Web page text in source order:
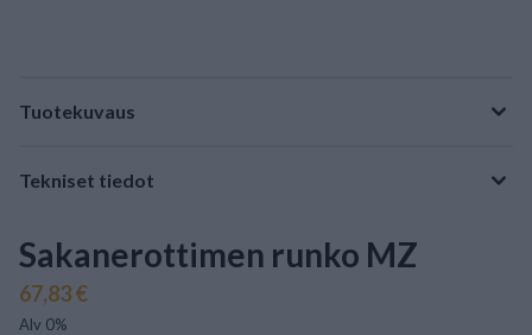
Tuotekuvaus
Tekniset tiedot
Sakanerottimen runko MZ
67,83 €
Alv 0%